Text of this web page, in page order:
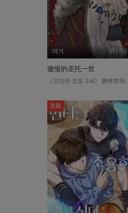
第47话
악거
傲慢的圣托一世
连载